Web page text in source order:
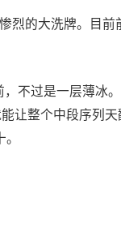
烈的大洗牌。目前
不过是一层薄冰
让整个中段序列天